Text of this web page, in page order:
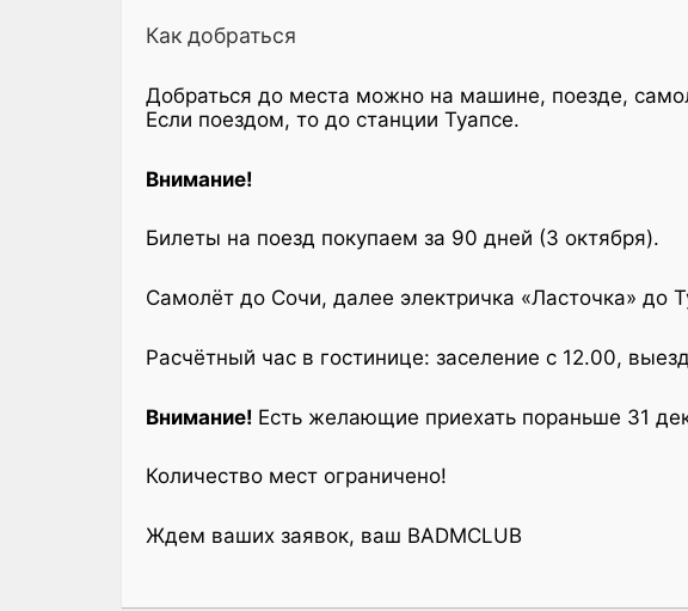
Как добраться
Добраться до места можно на машине, поезде,
Если поездом, то до станции Туапсе.
Внимание!
Билеты на поезд покупаем за 90 дней (3 октября).
Самолёт до Сочи, далее электричка «Ласточка» до
Расчётный час в гостинице: заселение с 12.00,
Внимание! Есть желающие приехать пораньше 31
Количество мест ограничено!
Ждем ваших заявок, ваш BADMCLUB